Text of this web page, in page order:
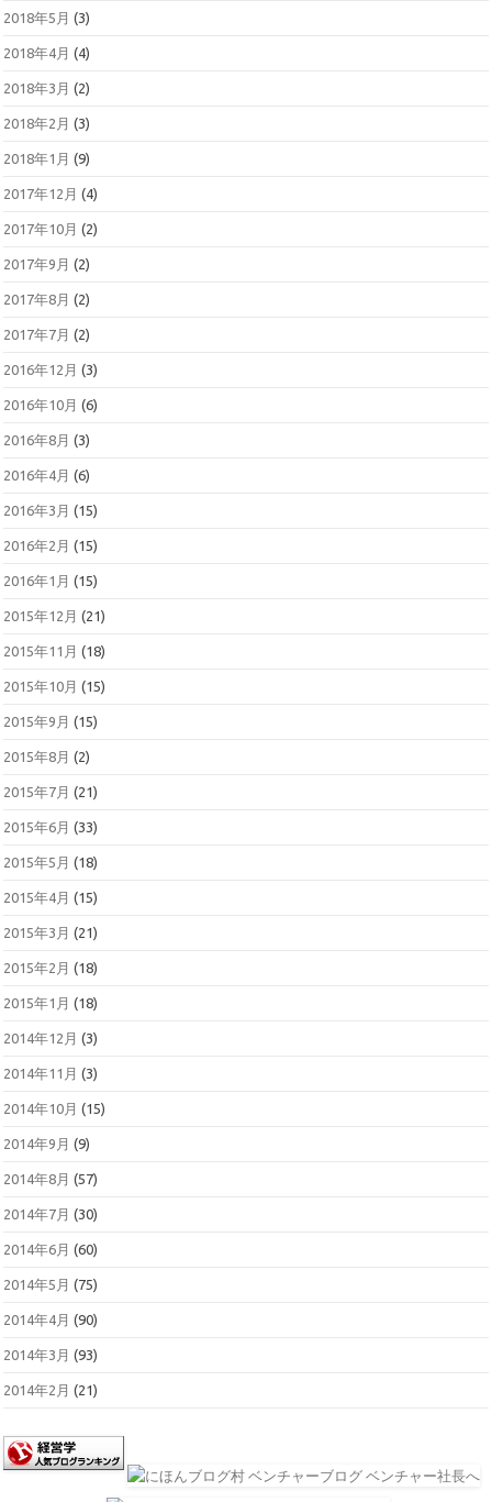
2018年5月 (3)
2018年4月 (4)
2018年3月 (2)
2018年2月 (3)
2018年1月 (9)
2017年12月 (4)
2017年10月 (2)
2017年9月 (2)
2017年8月 (2)
2017年7月 (2)
2016年12月 (3)
2016年10月 (6)
2016年8月 (3)
2016年4月 (6)
2016年3月 (15)
2016年2月 (15)
2016年1月 (15)
2015年12月 (21)
2015年11月 (18)
2015年10月 (15)
2015年9月 (15)
2015年8月 (2)
2015年7月 (21)
2015年6月 (33)
2015年5月 (18)
2015年4月 (15)
2015年3月 (21)
2015年2月 (18)
2015年1月 (18)
2014年12月 (3)
2014年11月 (3)
2014年10月 (15)
2014年9月 (9)
2014年8月 (57)
2014年7月 (30)
2014年6月 (60)
2014年5月 (75)
2014年4月 (90)
2014年3月 (93)
2014年2月 (21)